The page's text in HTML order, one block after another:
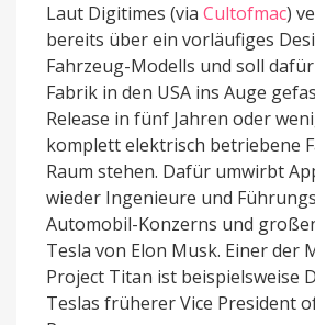
Laut Digitimes (via Cultofmac)
bereits über ein vorläufiges
Fahrzeug-Modells und soll
Fabrik in den USA ins Auge
Release in fünf Jahren oder
komplett elektrisch betriebene
Raum stehen. Dafür umwirbt
wieder Ingenieure und
Automobil-Konzerns und
Tesla von Elon Musk. Einer der
Project Titan ist beispielsweise
Teslas früherer Vice President